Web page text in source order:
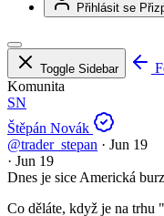
Přihlásit se
Toggle Sidebar
Komunita
SN
Štěpán Novák
@trader_stepan · Jun 19
· Jun 19
Dnes je sice Americká
Co děláte, když je na trhu